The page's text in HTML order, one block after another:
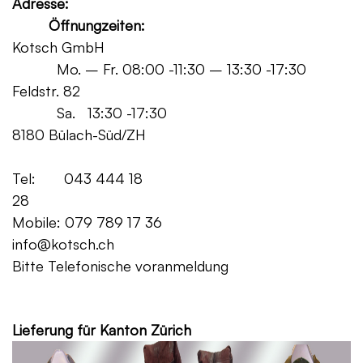
Öffnungzeiten:
Kotsch GmbH
Mo. – Fr. 08:00 -11:30 – 13:30 -17:30
Feldstr. 82
Sa. 13:30 -17:30
8180 Bülach-Süd/ZH
Tel: 043 444 18
28
Mobile: 079 789 17 36
info@kotsch.ch
Bitte Telefonische voranmeldung
Lieferung für Kanton Zürich